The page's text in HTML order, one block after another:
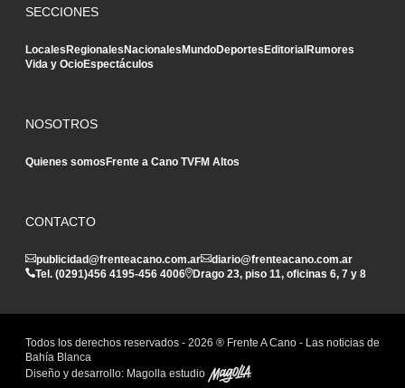
SECCIONES
LocalesRegionalesNacionalesMundoDeportesEditorialRumores
Vida y OcioEspectáculos
NOSOTROS
Quienes somosFrente a Cano TVFM Altos
CONTACTO
publicidad@frenteacano.com.ar
diario@frenteacano.com.ar
Tel. (0291)456 4195-456 4006 Drago 23, piso 11, oficinas 6, 7 y 8
Todos los derechos reservados - 2026 ® Frente A Cano - Las noticias de
Bahía Blanca
Diseño y desarrollo: Magolla estudio